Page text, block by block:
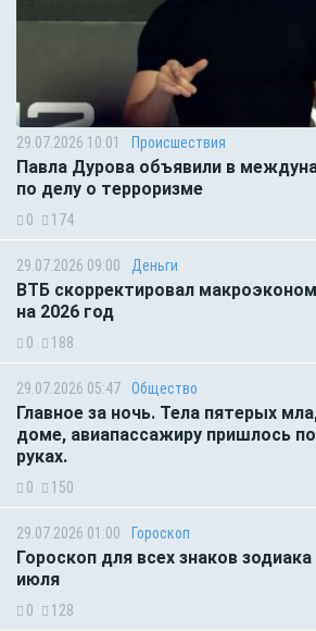
29.07.2026 10:01 Происшествия
Павла Дурова объявили в
по делу о терроризме
0 174
29.07.2026 09:00 Деньги
ВТБ скорректировал
на 2026 год
0 188
29.07.2026 05:47 Общество
Главное за ночь. Тела пятерых
доме, авиапассажиру пришлось
руках.
0 150
29.07.2026 01:00 Гороскоп
Гороскоп для всех знаков
июля
0 128